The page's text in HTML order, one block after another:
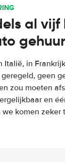
al vijf
Italië, in
geen
zou moeten
en
komen zeker